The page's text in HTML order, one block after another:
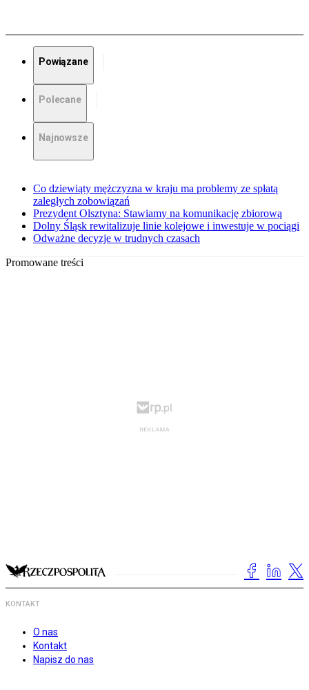
Powiązane
Polecane
Najnowsze
Co dziewiąty mężczyzna w kraju ma problemy ze spłatą
zaległych zobowiązań
Prezydent Olsztyna: Stawiamy na komunikację zbiorową
Dolny Śląsk rewitalizuje linie kolejowe i inwestuje w pociągi
Odważne decyzje w trudnych czasach
Promowane treści
KONTAKT
O nas
Kontakt
Napisz do nas